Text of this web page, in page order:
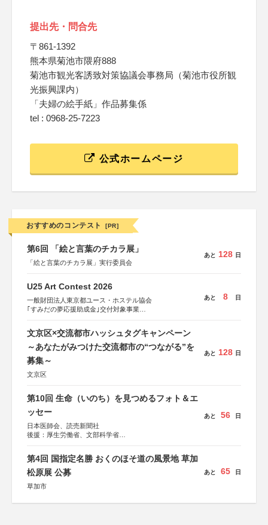
提出先・問合先
〒861-1392
熊本県菊池市隈府888
菊池市観光客誘致対策協議会事務局（菊池市役所観
光振興課内）
「夫婦の絵手紙」作品募集係
tel : 0968-25-7223
公式ホームページ
おすすめのコンテスト [PR]
第6回 「絵と言葉のチカラ展」
「絵と言葉のチカラ展」実行委員会
あと 128 日
U25 Art Contest 2026
一般財団法人東京都ユース・ホステル協会
｢すみだの夢応援助成金｣交付対象事業
あと 8 日
文京区×交流都市ハッシュタグキャンペーン
～あなたがみつけた交流都市の“つながる”を
募集～
文京区
あと 128 日
第10回 生命（いのち）を見つめるフォト＆エ
ッセー
日本医師会、読売新聞社
後援：厚生労働省、文部科学省
しん生命保険株式会社
あと 56 日
第4回 国指定名勝 おくのほそ道の風景地 草加
松原展 公募
草加市
あと 65 日